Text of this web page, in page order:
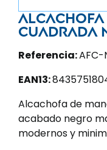
Alcachofa
cuadrada
Referencia:AFC-
EAN13:
Alcachofa de
acabado negro
modernos y